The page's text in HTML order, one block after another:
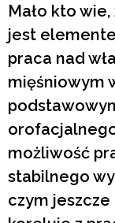
Mało kto
jest
praca nad
mięśniowym
możliwość
stabilnego
czym